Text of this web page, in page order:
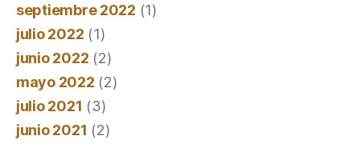
septiembre 2022 (1)
julio 2022 (1)
junio 2022 (2)
mayo 2022 (2)
julio 2021 (3)
junio 2021 (2)